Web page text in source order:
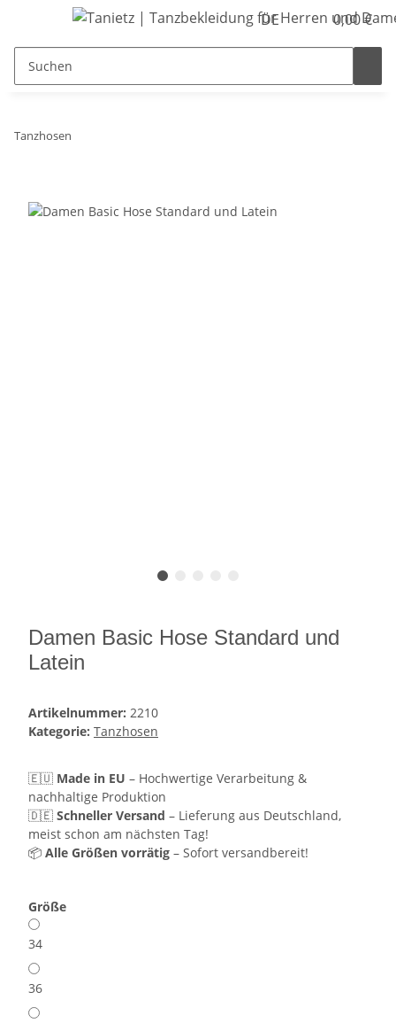
DE 0,00 €
Tanzhosen
Damen Basic Hose Standard und
Latein
Artikelnummer: 2210
Kategorie: Tanzhosen
🇪🇺 Made in EU – Hochwertige Verarbeitung &
nachhaltige Produktion
🇩🇪 Schneller Versand – Lieferung aus Deutschland,
meist schon am nächsten Tag!
📦 Alle Größen vorrätig – Sofort versandbereit!
Größe
34
36